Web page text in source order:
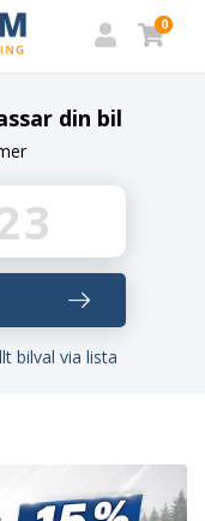
0
din bil
bilval via lista